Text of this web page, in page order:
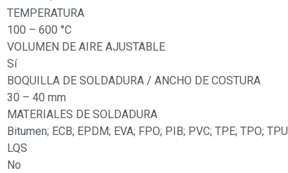
TEMPERATURA
100 – 600 °C
VOLUMEN DE AIRE AJUSTABLE
Sí
BOQUILLA DE SOLDADURA / ANCHO DE COSTURA
30 – 40 mm
MATERIALES DE SOLDADURA
Bitumen; ECB; EPDM; EVA; FPO; PIB; PVC; TPE; TPO; TPU
LQS
No